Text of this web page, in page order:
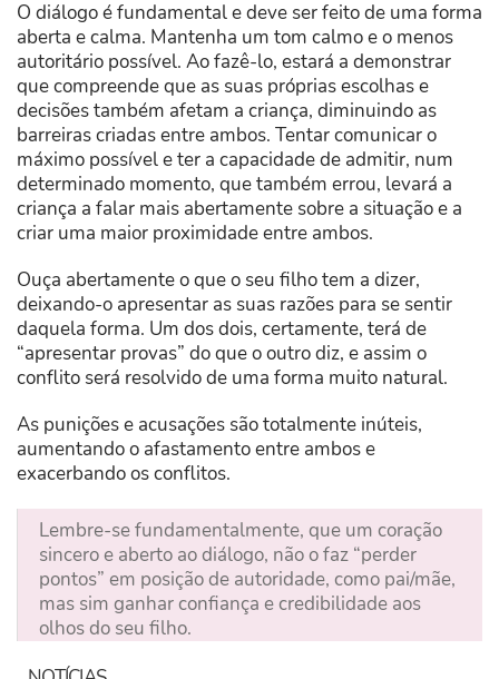
O diálogo é fundamental e deve ser feito de uma forma
aberta e calma. Mantenha um tom calmo e o menos
autoritário possível. Ao fazê-lo, estará a demonstrar
que compreende que as suas próprias escolhas e
decisões também afetam a criança, diminuindo as
barreiras criadas entre ambos. Tentar comunicar o
máximo possível e ter a capacidade de admitir, num
determinado momento, que também errou, levará a
criança a falar mais abertamente sobre a situação e a
criar uma maior proximidade entre ambos.
Ouça abertamente o que o seu filho tem a dizer,
deixando-o apresentar as suas razões para se sentir
daquela forma. Um dos dois, certamente, terá de
“apresentar provas” do que o outro diz, e assim o
conflito será resolvido de uma forma muito natural.
As punições e acusações são totalmente inúteis,
aumentando o afastamento entre ambos e
exacerbando os conflitos.
Lembre-se fundamentalmente, que um coração
sincero e aberto ao diálogo, não o faz “perder
pontos” em posição de autoridade, como pai/mãe,
mas sim ganhar confiança e credibilidade aos
olhos do seu filho.